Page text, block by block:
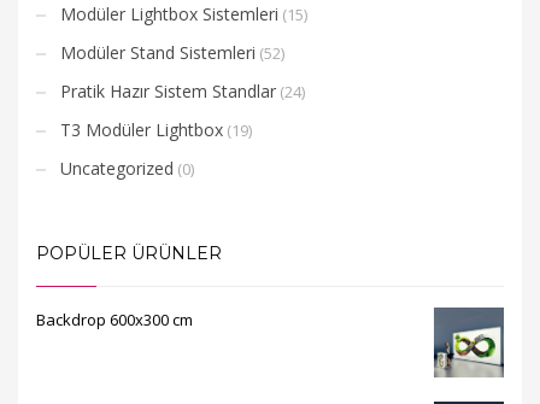
Modüler Lightbox Sistemleri (15)
Modüler Stand Sistemleri (52)
Pratik Hazır Sistem Standlar (24)
T3 Modüler Lightbox (19)
Uncategorized (0)
POPÜLER ÜRÜNLER
Backdrop 600x300 cm